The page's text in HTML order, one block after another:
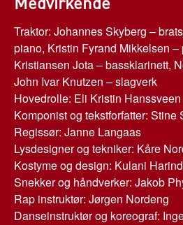
Medvirkende
Traktor: Johannes Skyberg –
piano, Kristin Fyrand Mikkelsen –
Kristiansen Jota – bassklarinett,
John Ivar Knutzen – slagverk
Hovedrolle: Eli Kristin Hanssveen
Komponist og tekstforfatter: Stine
Regissør: Janne Langaas
Lysdesigner og tekniker: Kåre
Kostyme og design: Kulani
Snekker og håndverker: Jakob
Rap instruktør: Jørgen Nordeng
Danseinstruktør og koreograf: